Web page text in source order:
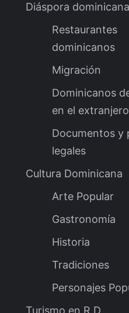
Diáspora dominicana
Restaurantes
dominicanos
Migración
Dominicanos
en el extranjero
Documentos y
legales
Cultura Dominicana
Arte Popular
Gastronomía
Historia
Tradiciones
Personajes